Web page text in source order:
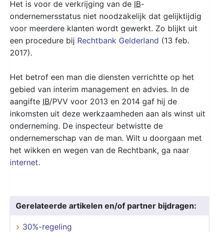
Het is voor de verkrijging van de IB-
ondernemersstatus niet noodzakelijk dat gelijktijdig
voor meerdere klanten wordt gewerkt. Zo blijkt uit
een procedure bij Rechtbank Gelderland (13 feb.
2017).
Het betrof een man die diensten verrichtte op het
gebied van interim management en advies. In de
aangifte IB/PVV voor 2013 en 2014 gaf hij de
inkomsten uit deze werkzaamheden aan als winst uit
onderneming. De inspecteur betwistte de
ondernemerschap van de man. Wilt u doorgaan met
het wikken en wegen van de Rechtbank, ga naar
internet.
Gerelateerde artikelen en/of partner bijdragen:
30%-regeling